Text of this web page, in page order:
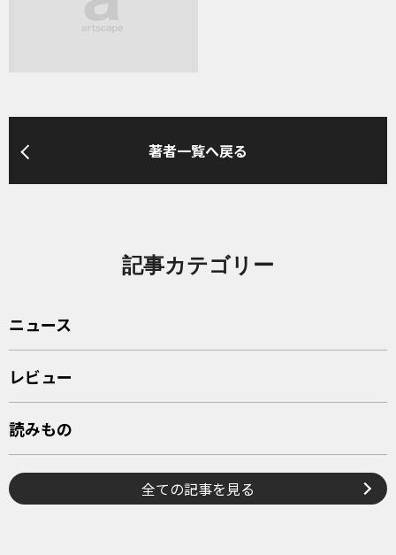
著者一覧へ戻る
記事カテゴリー
ニュース
レビュー
読みもの
全ての記事を見る